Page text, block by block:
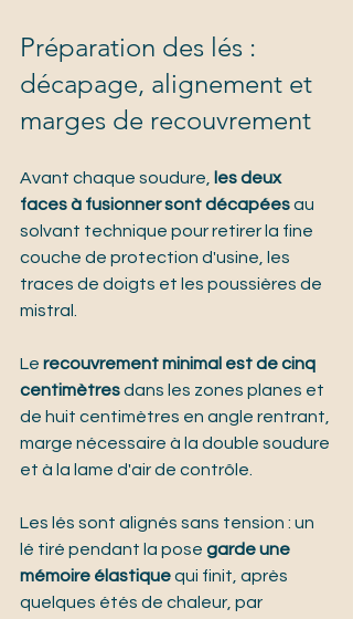
Préparation des lés :
décapage, alignement et
marges de recouvrement
Avant chaque soudure, les deux
faces à fusionner sont décapées au
solvant technique pour retirer la fine
couche de protection d'usine, les
traces de doigts et les poussières de
mistral.
Le recouvrement minimal est de cinq
centimètres dans les zones planes et
de huit centimètres en angle rentrant,
marge nécessaire à la double soudure
et à la lame d'air de contrôle.
Les lés sont alignés sans tension : un
lé tiré pendant la pose garde une
mémoire élastique qui finit, après
quelques étés de chaleur, par